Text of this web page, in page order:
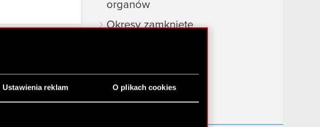
Ustawienia reklam O plikach cookies
organów
Okresy zamknięte
Przydatne linki
Kontakt IR